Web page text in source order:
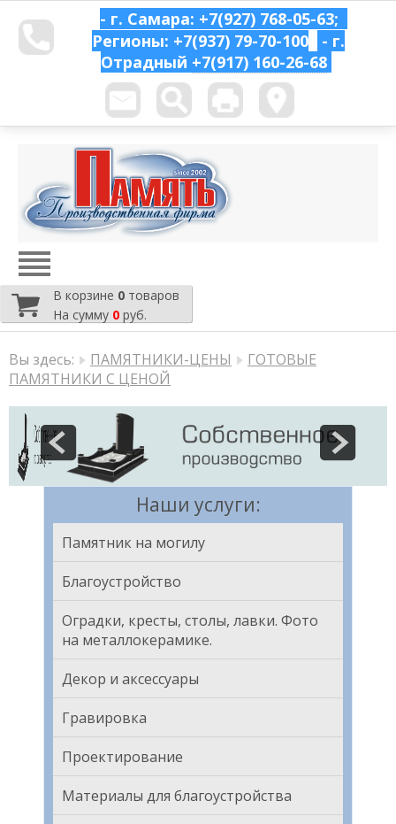
- г. Самара: +7(927) 768-05-63;
Регионы: +7(937) 79-70-100
- г.
Отрадный +7(917) 160-26-68
В корзине 0 товаров
На сумму 0 руб.
Вы здесь: ПАМЯТНИКИ-ЦЕНЫ
ГОТОВЫЕ
ПАМЯТНИКИ С ЦЕНОЙ
Наши услуги:
Памятник на могилу
Благоустройство
Оградки, кресты, столы, лавки. Фото
на металлокерамике.
Декор и аксессуары
Гравировка
Проектирование
Материалы для благоустройства